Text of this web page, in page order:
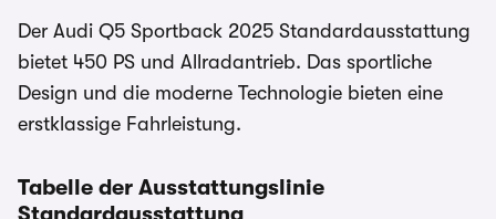
Der Audi Q5 Sportback 2025 Standardausstattung
bietet 450 PS und Allradantrieb. Das sportliche
Design und die moderne Technologie bieten eine
erstklassige Fahrleistung.
Tabelle der Ausstattungslinie